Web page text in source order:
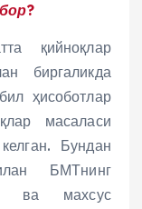
қийноқлар
биргаликда
ҳисоботлар
масаласи
Бундан
БМТнинг
ва махсус